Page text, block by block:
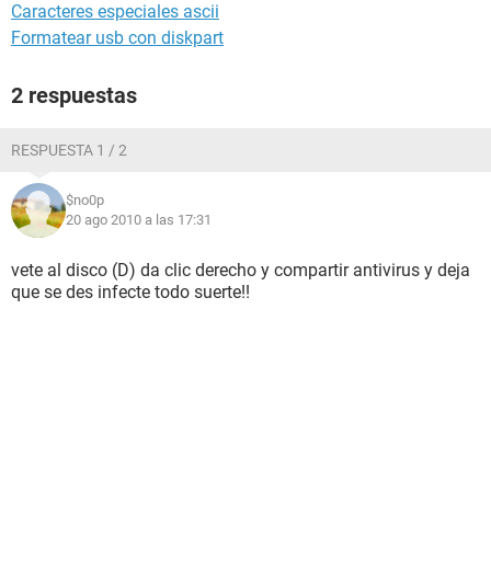
Caracteres especiales ascii
Formatear usb con diskpart
2 respuestas
RESPUESTA 1 / 2
$no0p
20 ago 2010 a las 17:31
vete al disco (D) da clic derecho y compartir antivirus y deja
que se des infecte todo suerte!!